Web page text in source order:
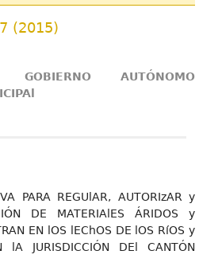
(2015)
AUTÓNOMO
PARA REGUlAR, AUTORIzAR y
DE MATERIAlES ÁRIDOS y
EN lOS lEChOS DE lOS RíOS y
lA JURISDICCIÓN DEl CANTÓN